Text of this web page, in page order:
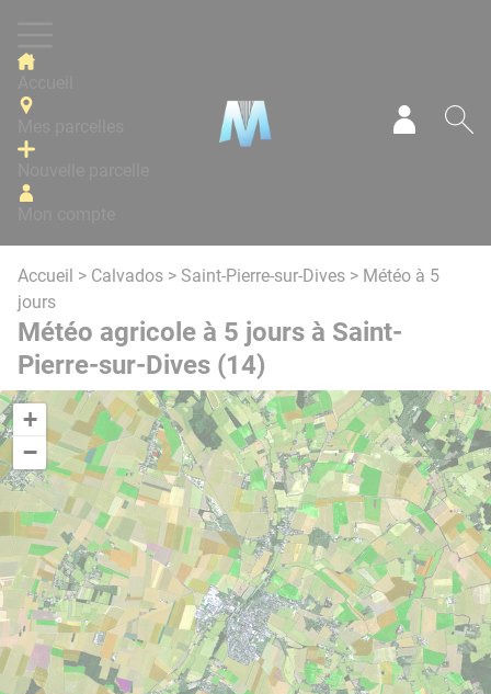
Accueil > Calvados > Saint-Pierre-sur-Dives > Météo à 5
jours
Météo agricole à 5 jours à Saint-
Pierre-sur-Dives (14)
+
−